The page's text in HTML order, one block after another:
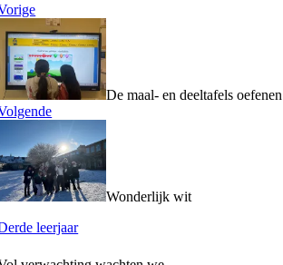
De maal- en deeltafels oefenen
Wonderlijk wit
leerjaar